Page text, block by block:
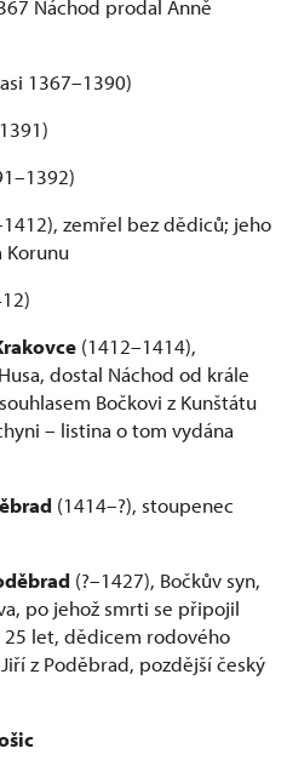
Náchod prodal Anně
1367–1390)
zemřel bez dědiců; jeho
Korunu
(1412–1414),
dostal Náchod od krále
Bočkovi z Kunštátu
– listina o tom vydána
(1414–?), stoupenec
(?–1427), Bočkův syn,
po jehož smrti se připojil
25 let, dědicem rodového
z Poděbrad, pozdější český